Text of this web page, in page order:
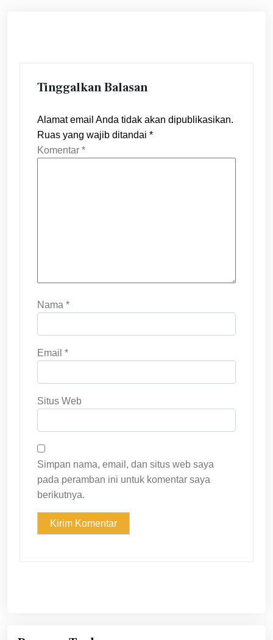
Tinggalkan Balasan
Alamat email Anda tidak akan dipublikasikan.
Ruas yang wajib ditandai *
Komentar *
Nama *
Email *
Situs Web
Simpan nama, email, dan situs web saya
pada peramban ini untuk komentar saya
berikutnya.